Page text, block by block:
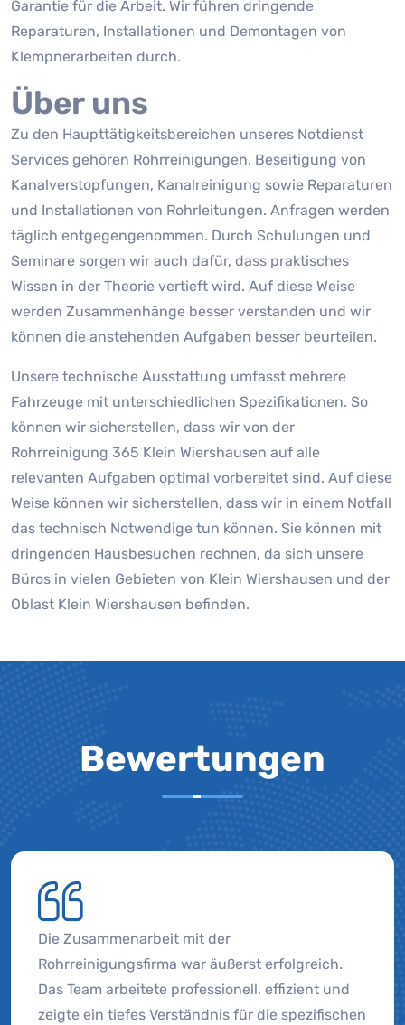
Garantie für die Arbeit. Wir führen dringende
Reparaturen, Installationen und Demontagen von
Klempnerarbeiten durch.
Über uns
Zu den Haupttätigkeitsbereichen unseres Notdienst
Services gehören Rohrreinigungen, Beseitigung von
Kanalverstopfungen, Kanalreinigung sowie Reparaturen
und Installationen von Rohrleitungen. Anfragen werden
täglich entgegengenommen. Durch Schulungen und
Seminare sorgen wir auch dafür, dass praktisches
Wissen in der Theorie vertieft wird. Auf diese Weise
werden Zusammenhänge besser verstanden und wir
können die anstehenden Aufgaben besser beurteilen.
Unsere technische Ausstattung umfasst mehrere
Fahrzeuge mit unterschiedlichen Spezifikationen. So
können wir sicherstellen, dass wir von der
Rohrreinigung 365 Klein Wiershausen auf alle
relevanten Aufgaben optimal vorbereitet sind. Auf diese
Weise können wir sicherstellen, dass wir in einem Notfall
das technisch Notwendige tun können. Sie können mit
dringenden Hausbesuchen rechnen, da sich unsere
Büros in vielen Gebieten von Klein Wiershausen und der
Oblast Klein Wiershausen befinden.
Bewertungen
Die Zusammenarbeit mit der
Rohrreinigungsfirma war äußerst erfolgreich.
Das Team arbeitete professionell, effizient und
zeigte ein tiefes Verständnis für die spezifischen